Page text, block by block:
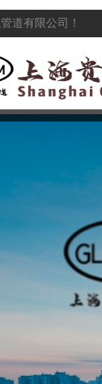
道有限公司！